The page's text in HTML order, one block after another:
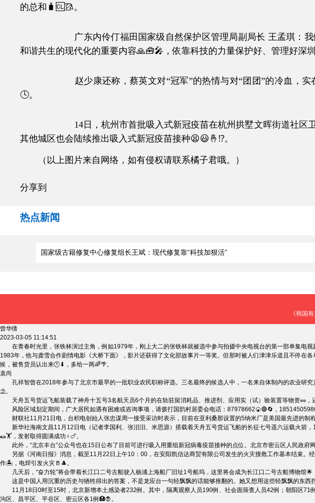
的总和🧳🆑🥻。
广东内伶仃福田国家级自然保护区管理局副局长 王孟琪：我们
和谐共生的现代化的重要内容🙏🧰🎤，依靠科技的力量保护好、管理好深
赵少康还称，蔡英文对“冠军”的热情与对“团团”的冷血，实在
🕓。
14日，杭州市首批吸入式新冠疫苗在杭州拱墅文晖街道社区卫
其他城区也会陆续推出吸入式新冠疫苗接种😫😃🤞⁉。
（以上图片来自网络，如有侵权请联系橘子君哦。）
分享到
热点新闻
《韩国
曾华倩
2023-03-05 11:14:51
在青春时光里，张铁林演过主角，例如1979年，刚上大二的张铁林就被选中参与拍摄中央电视台的第一部单集电
1983年，他与龚雪合作剧情电影《大桥下面》，影片还获得了文化部故事片一等奖。但那时被人们津津乐道且不停
候，被售货员认出来🕛⬇，多给一两🌈🌴。
袁尚
孔祥智曾在2018年参与了北京市最早的一批职业农民职称评选。三名最终的候选人中，一名来自体制内的农业研
⛱。
天舟五号货运飞船装载了神舟十五号3名航天员6个月的在轨驻留消耗品、推进剂、应用实（试）验装置等物资🥜
风险区域划定期间，广大居民如遇有困难或咨询事项，请拨打国韵村居委会电话：87978662🍘🟣🔄，
财联社11月21日电，台积电创始人张忠谋周一接受采访时表示，目前在亚利桑那设置的5纳米厂是美国最先进的制
新华社海南文昌11月12日电（记者李国利、张汨汨、米思源）搭载着天舟五号货运飞船的长征七号遥六运载火箭
🌯🏋，发射取得圆满成功♀🍗。
此外，“北京丰台”公众号也在15日公布了目前可进行吸入用重组新冠病毒疫苗接种的点位。北京市密云区人民政府
另据《河南日报》消息，截至11月22日上午10：00，在安阳凯信达商贸有限公司发生的火灾搜救工作基本结束。
作🏝，电焊引发火灾🚪🎩。
几天后，“奋力轮”将会带着长江口二号古船驶入杨浦上海船厂旧址1号船坞，这里将会成为长江口二号古船博物馆🌟
这是中国人用沉重的历史与牺牲得出的答案，不是龙应台一句轻飘飘的话能够推翻的。她又想用这些轻飘飘的东西
11月18日0时至15时，北京新增本土感染者232例。其中，隔离观察人员190例、社会面筛查人员42例；朝阳区71
沟区、昌平区、平谷区、密云区各1例🏥🧛。